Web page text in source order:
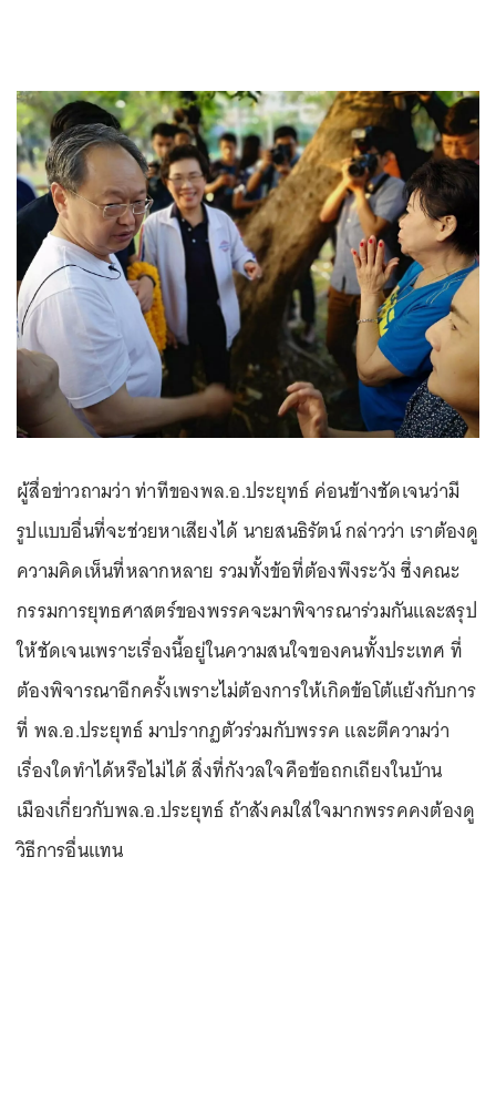
ผู้สื่อข่าวถามว่า ท่าทีของพล.อ.ประยุทธ์ ค่อนข้างชัดเจนว่ามี
รูปแบบอื่นที่จะช่วยหาเสียงได้ นายสนธิรัตน์ กล่าวว่า เราต้องดู
ความคิดเห็นที่หลากหลาย รวมทั้งข้อที่ต้องพึงระวัง ซึ่งคณะ
กรรมการยุทธศาสตร์ของพรรคจะมาพิจารณาร่วมกันและสรุป
ให้ชัดเจนเพราะเรื่องนี้อยู่ในความสนใจของคนทั้งประเทศ ที่
ต้องพิจารณาอีกครั้งเพราะไม่ต้องการให้เกิดข้อโต้แย้งกับการ
ที่ พล.อ.ประยุทธ์ มาปรากฏตัวร่วมกับพรรค และตีความว่า
เรื่องใดทำได้หรือไม่ได้ สิ่งที่กังวลใจคือข้อถกเถียงในบ้าน
เมืองเกี่ยวกับพล.อ.ประยุทธ์ ถ้าสังคมใส่ใจมากพรรคคงต้องดู
วิธีการอื่นแทน